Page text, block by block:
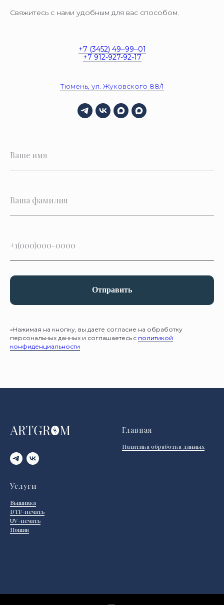
Cвяжитесь с нами удобным для вас способом.
+7 (3452) 49‒99‒01
+7 912-927-92-17
Тюмень, ул. Жуковского 88/1
Отправить
«Нажимая на кнопку, вы даете согласие на обработку
персональных данных и соглашаетесь c политикой
конфиденциальности
Главная
Политика обработка данных
Услуги
Вышивка
DTF-печать
UV-печать
Пошив